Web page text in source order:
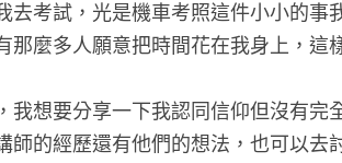
去考試，光是機車考照這件小小的事
那麼多人願意把時間花在我身上，這
我想要分享一下我認同信仰但沒有
師的經歷還有他們的想法，也可以去